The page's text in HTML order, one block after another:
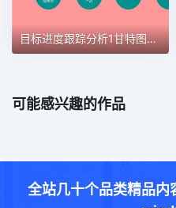
目标进度跟踪分析1甘特图excel模板
可能感兴趣的作品
全站几十个品类精品内